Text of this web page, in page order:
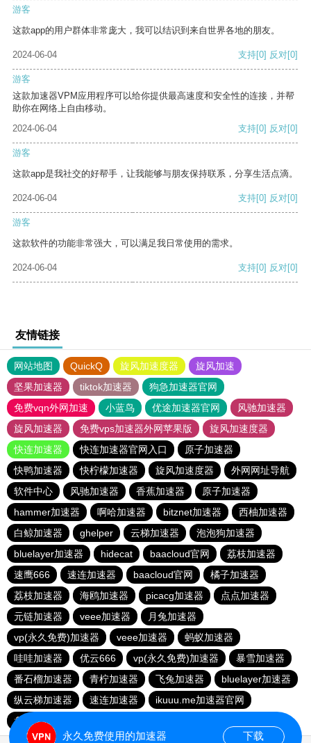
游客
这款app的用户群体非常庞大，我可以结识到来自世界各地的朋友。
2024-06-04 支持[0] 反对[0]
游客
这款加速器VPM应用程序可以给你提供最高速度和安全性的连接，并帮
助你在网络上自由移动。
2024-06-04
支持[0] 反对[0]
游客
这款app是我社交的好帮手，让我能够与朋友保持联系，分享生活点滴。
2024-06-04 支持[0] 反对[0]
游客
这款软件的功能非常强大，可以满足我日常使用的需求。
2024-06-04 支持[0] 反对[0]
友情链接
网站地图 QuickQ 旋风加速度器
旋风加速
坚果加速器
tiktok加速器
狗急加速器官网
免费vqn外网加速
小蓝鸟 优途加速器官网
风驰加速器
旋风加速器
免费vps加速器外网苹果版
旋风加速度器
快连加速器
快连加速器官网入口
原子加速器
快鸭加速器
快柠檬加速器 旋风加速度器
外网网址导航
软件中心
风驰加速器 香蕉加速器
原子加速器
hammer加速器
啊哈加速器 bitznet加速器
西柚加速器
白鲸加速器
ghelper 云梯加速器
泡泡狗加速器
bluelayer加速器
hidecat baacloud官网
荔枝加速器
速鹰666
速连加速器 baacloud官网
橘子加速器
荔枝加速器
海鸥加速器 picacg加速器
点点加速器
元链加速器
veee加速器
月兔加速器
vp(永久免费)加速器
veee加速器
蚂蚁加速器
哇哇加速器
优云666 vp(永久免费)加速器
暴雪加速器
番石榴加速器
青柠加速器 飞兔加速器
bluelayer加速器
纵云梯加速器
速连加速器
ikuuu.me加速器官网
盘古加速器
永久免费使用的加速器 下载